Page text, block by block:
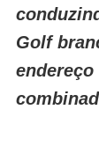
Golf